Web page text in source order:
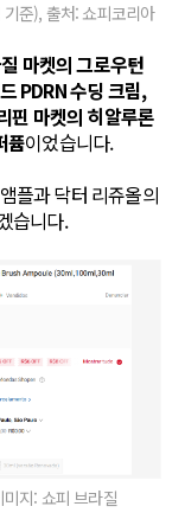
준), 출처: 쇼피코리아
마켓의 그로우턴
PDRN 수딩 크림,
핀 마켓의 히알루론
퓸이었습니다.
플과 닥터 리쥬올의
습니다.
지: 쇼피 브라질